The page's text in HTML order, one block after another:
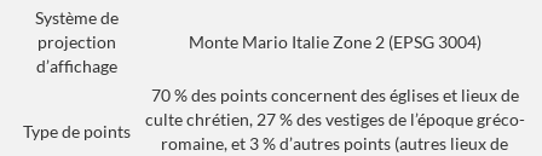
Système de
projection
d’affichage
Monte Mario Italie Zone 2 (EPSG 3004)
Type de points
70 % des points concernent des églises et lieux de
culte chrétien, 27 % des vestiges de l’époque gréco-
romaine, et 3 % d’autres points (autres lieux de